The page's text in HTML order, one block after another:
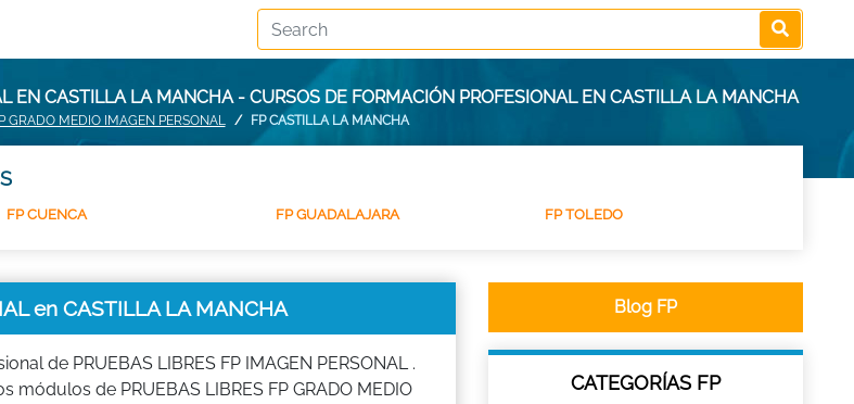
EN CASTILLA LA MANCHA - CURSOS DE FORMACIÓN PROFESIONAL EN CASTILLA LA MANCHA
GRADO MEDIO IMAGEN PERSONAL FP CASTILLA LA MANCHA
FP CUENCA FP GUADALAJARA FP TOLEDO
en CASTILLA LA MANCHA
de PRUEBAS LIBRES FP IMAGEN PERSONAL .
de PRUEBAS LIBRES FP GRADO MEDIO
Blog FP
CATEGORÍAS FP